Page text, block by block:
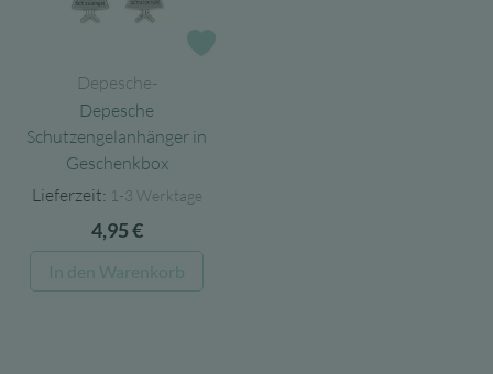
Depesche-
Depesche
Schutzengelanhänger in
Geschenkbox
Lieferzeit: 1-3 Werktage
4,95€
In den Warenkorb